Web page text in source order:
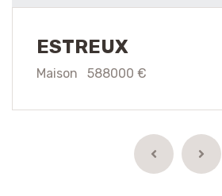
ESTREUX
Maison 588000 €